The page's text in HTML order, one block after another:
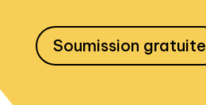
Soumission gratuite